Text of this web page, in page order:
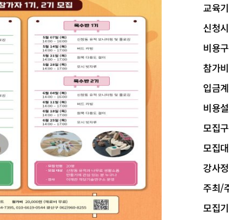
교육
신청
비용
참가
입금
비용
모집
모집
강사
주최/
모집